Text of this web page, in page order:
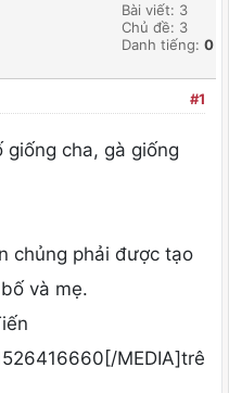
Bài viết: 3
Chủ đề: 3
Danh tiếng: 0
#1
giống cha, gà giống
chủng phải được tạo
và mẹ.
MEDIA]trê